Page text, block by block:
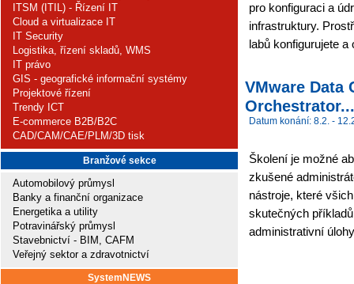
ITSM (ITIL) - Řízení IT
Cloud a virtualizace IT
IT Security
Logistika, řízení skladů, WMS
IT právo
GIS - geografické informační systémy
Projektové řízení
Trendy ICT
E-commerce B2B/B2C
CAD/CAM/CAE/PLM/3D tisk
Branžové sekce
Automobilový průmysl
Banky a finanční organizace
Energetika a utility
Potravinářský průmysl
Stavebnictví - BIM, CAFM
Veřejný sektor a zdravotnictví
SystemNEWS
pro konfiguraci a
infrastruktury.
labů konfigurujete
VMware Data
Orchestrator...
Datum konání: 8.2. -
Školení je možné
zkušené
nástroje, které
skutečných
administrativní